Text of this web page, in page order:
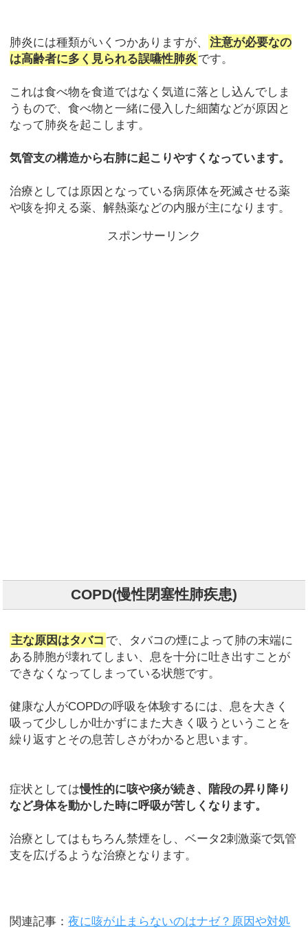
肺炎には種類がいくつかありますが、
注意が必要なの
は高齢者に多く見られる誤嚥性肺炎 です。
これは食べ物を食道ではなく気道に落とし込んでしま
うもので、食べ物と一緒に侵入した細菌などが原因と
なって肺炎を起こします。
気管支の構造から右肺に起こりやすくなっています。
治療としては原因となっている病原体を死滅させる薬
や咳を抑える薬、解熱薬などの内服が主になります。
スポンサーリンク
COPD(慢性閉塞性肺疾患)
主な原因はタバコ で、タバコの煙によって肺の末端に
ある肺胞が壊れてしまい、息を十分に吐き出すことが
できなくなってしまっている状態です。
健康な人がCOPDの呼吸を体験するには、息を大きく
吸って少ししか吐かずにまた大きく吸うということを
繰り返すとその息苦しさがわかると思います。
症状としては慢性的に咳や痰が続き、階段の昇り降り
など身体を動かした時に呼吸が苦しくなります。
治療としてはもちろん禁煙をし、ベータ2刺激薬で気管
支を広げるような治療となります。
関連記事：夜に咳が止まらないのはナゼ？原因や対処